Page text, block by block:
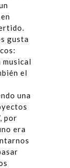
gusta
musical
el
una
por
era